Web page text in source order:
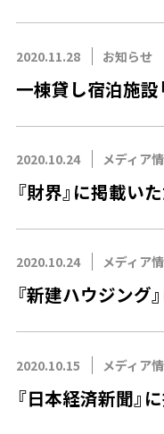
2020.11.28 お知らせ
一棟貸し宿泊施設
2020.10.24 メディア
『財界』に掲載い
2020.10.24 メディア
『新建ハウジング
2020.10.15 メディア
『日本経済新聞』